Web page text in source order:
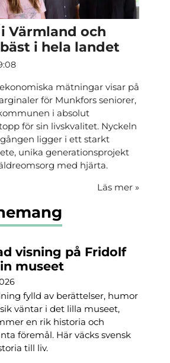
Värmland och
i hela landet
mätningar visar på
för Munkfors seniorer,
i absolut
för sin livskvalitet. Nyckeln
ligger i ett starkt
unika generationsprojekt
med hjärta.
Läs mer »
visning på Fridolf
museet
fylld av berättelser, humor
väntar i det lilla museet,
en rik historia och
föremål. Här väcks svensk
till liv.